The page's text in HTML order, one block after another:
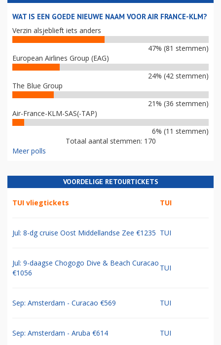
WAT IS EEN GOEDE NIEUWE NAAM VOOR AIR FRANCE-KLM?
Verzin alsjeblieft iets anders
47% (81 stemmen)
European Airlines Group (EAG)
24% (42 stemmen)
The Blue Group
21% (36 stemmen)
Air-France-KLM-SAS(-TAP)
6% (11 stemmen)
Totaal aantal stemmen: 170
Meer polls
VOORDELIGE RETOURTICKETS
TUI vliegtickets TUI
Jul: 8-dg cruise Oost Middellandse Zee €1235 TUI
Jul: 9-daagse Chogogo Dive & Beach Curacao
€1056
TUI
Sep: Amsterdam - Curacao €569 TUI
Sep: Amsterdam - Aruba €614 TUI